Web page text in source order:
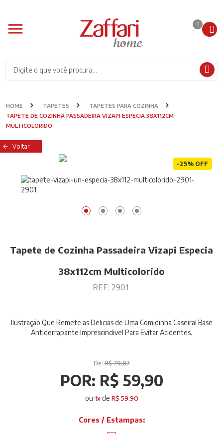
0
HOME TAPETES
TAPETES PARA COZINHA
TAPETE DE COZINHA PASSADEIRA VIZAPI ESPECIA 38X112CM
MULTICOLORIDO
Voltar
-25% OFF
Tapete de Cozinha Passadeira Vizapi Especia
38x112cm Multicolorido
REF: 2901
Ilustração Que Remete as Delicias de Uma Comidinha Caseira! Base
Antiderrapante Imprescindivel Para Evitar Acidentes.
De:R$ 79,87
POR: R$ 59,90
ou 1xde R$ 59,90
Cores / Estampas: